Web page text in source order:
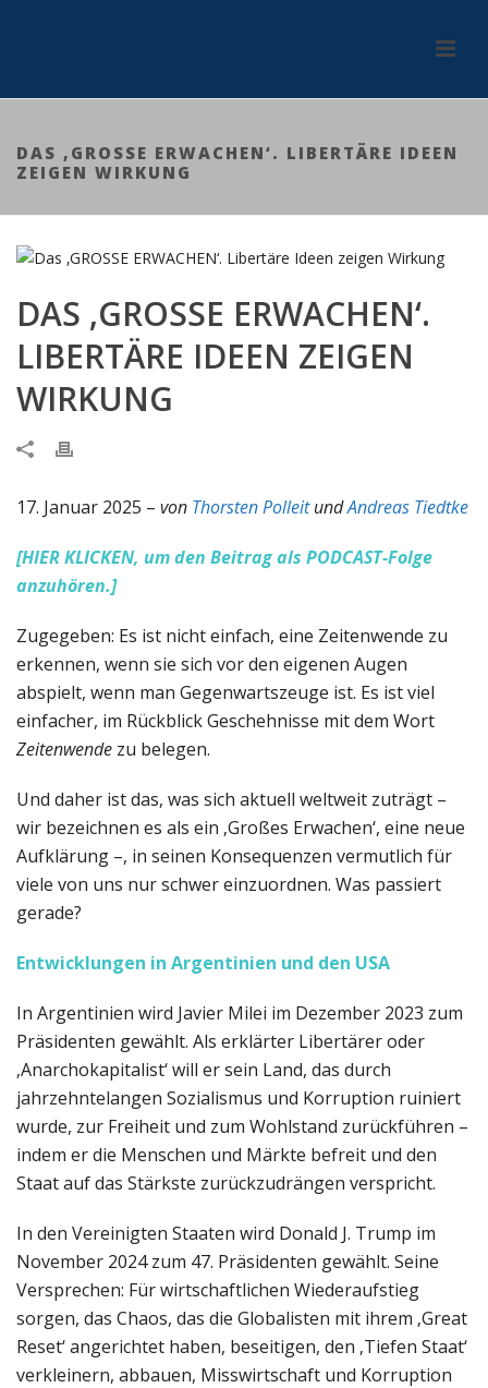
DAS ‚GROSSE ERWACHEN‘. LIBERTÄRE IDEEN
ZEIGEN WIRKUNG
DAS ‚GROSSE ERWACHEN‘.
LIBERTÄRE IDEEN ZEIGEN
WIRKUNG
17. Januar 2025 – von Thorsten PolleitundAndreas Tiedtke
[HIER KLICKEN, um den Beitrag als PODCAST-Folge
anzuhören.]
Zugegeben: Es ist nicht einfach, eine Zeitenwende zu
erkennen, wenn sie sich vor den eigenen Augen
abspielt, wenn man Gegenwartszeuge ist. Es ist viel
einfacher, im Rückblick Geschehnisse mit dem Wort
Zeitenwende zu belegen.
Und daher ist das, was sich aktuell weltweit zuträgt –
wir bezeichnen es als ein ‚Großes Erwachen‘, eine neue
Aufklärung –, in seinen Konsequenzen vermutlich für
viele von uns nur schwer einzuordnen. Was passiert
gerade?
Entwicklungen in Argentinien und den USA
In Argentinien wird Javier Milei im Dezember 2023 zum
Präsidenten gewählt. Als erklärter Libertärer oder
‚Anarchokapitalist‘ will er sein Land, das durch
jahrzehntelangen Sozialismus und Korruption ruiniert
wurde, zur Freiheit und zum Wohlstand zurückführen –
indem er die Menschen und Märkte befreit und den
Staat auf das Stärkste zurückzudrängen verspricht.
In den Vereinigten Staaten wird Donald J. Trump im
November 2024 zum 47. Präsidenten gewählt. Seine
Versprechen: Für wirtschaftlichen Wiederaufstieg
sorgen, das Chaos, das die Globalisten mit ihrem ‚Great
Reset‘ angerichtet haben, beseitigen, den ‚Tiefen Staat‘
verkleinern, abbauen, Misswirtschaft und Korruption